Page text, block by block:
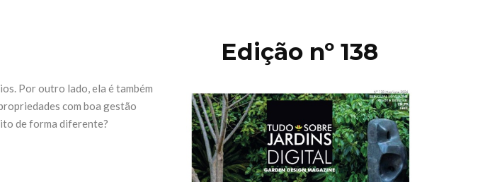
Por outro lado, ela é também
com boa gestão
de forma diferente?
Edição nº 138